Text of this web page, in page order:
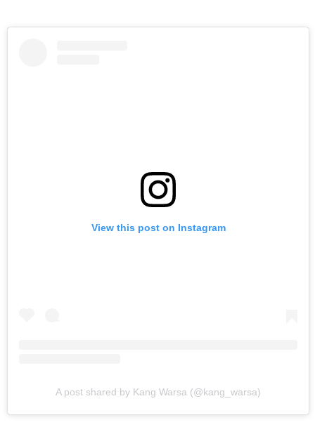
View this post on Instagram
A post shared by Kang Warsa (@kang_warsa)